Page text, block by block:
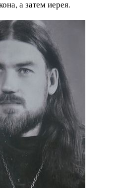
а затем иерея.